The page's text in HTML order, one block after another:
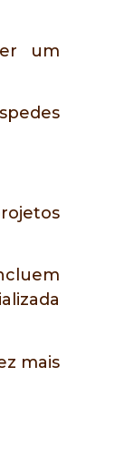
um
mais